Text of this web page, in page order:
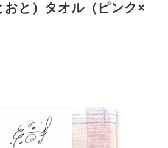
と）タオル（ピンク×